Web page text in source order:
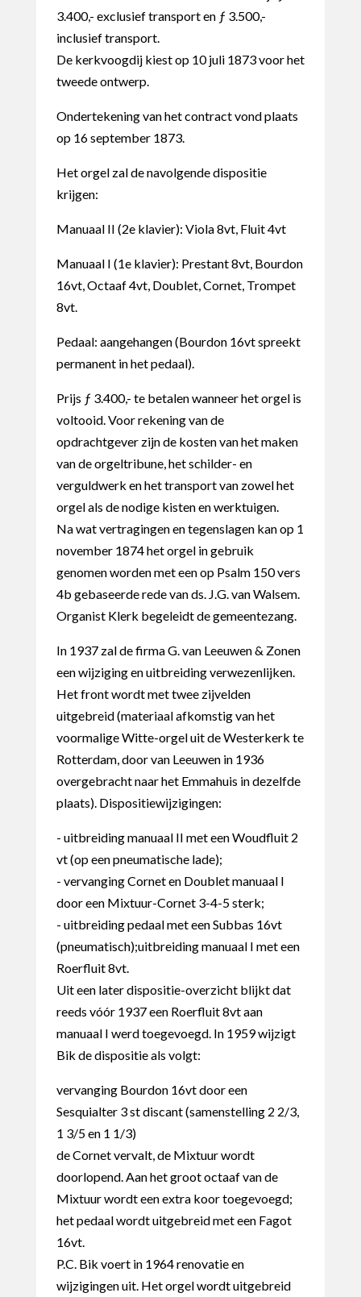
3.400,- exclusief transport en ƒ 3.500,-
inclusief transport.
De kerkvoogdij kiest op 10 juli 1873 voor het
tweede ontwerp.
Ondertekening van het contract vond plaats
op 16 september 1873.
Het orgel zal de navolgende dispositie
krijgen:
Manuaal II (2e klavier): Viola 8vt, Fluit 4vt
Manuaal I (1e klavier): Prestant 8vt, Bourdon
16vt, Octaaf 4vt, Doublet, Cornet, Trompet
8vt.
Pedaal: aangehangen (Bourdon 16vt spreekt
permanent in het pedaal).
Prijs ƒ 3.400,- te betalen wanneer het orgel is
voltooid. Voor rekening van de
opdrachtgever zijn de kosten van het maken
van de orgeltribune, het schilder- en
verguldwerk en het transport van zowel het
orgel als de nodige kisten en werktuigen.
Na wat vertragingen en tegenslagen kan op 1
november 1874 het orgel in gebruik
genomen worden met een op Psalm 150 vers
4b gebaseerde rede van ds. J.G. van Walsem.
Organist Klerk begeleidt de gemeentezang.
In 1937 zal de firma G. van Leeuwen & Zonen
een wijziging en uitbreiding verwezenlijken.
Het front wordt met twee zijvelden
uitgebreid (materiaal afkomstig van het
voormalige Witte-orgel uit de Westerkerk te
Rotterdam, door van Leeuwen in 1936
overgebracht naar het Emmahuis in dezelfde
plaats). Dispositiewijzigingen:
- uitbreiding manuaal II met een Woudfluit 2
vt (op een pneumatische lade);
- vervanging Cornet en Doublet manuaal I
door een Mixtuur-Cornet 3-4-5 sterk;
- uitbreiding pedaal met een Subbas 16vt
(pneumatisch);uitbreiding manuaal I met een
Roerfluit 8vt.
Uit een later dispositie-overzicht blijkt dat
reeds vóór 1937 een Roerfluit 8vt aan
manuaal I werd toegevoegd. In 1959 wijzigt
Bik de dispositie als volgt:
vervanging Bourdon 16vt door een
Sesquialter 3 st discant (samenstelling 2 2/3,
1 3/5 en 1 1/3)
de Cornet vervalt, de Mixtuur wordt
doorlopend. Aan het groot octaaf van de
Mixtuur wordt een extra koor toegevoegd;
het pedaal wordt uitgebreid met een Fagot
16vt.
P.C. Bik voert in 1964 renovatie en
wijzigingen uit. Het orgel wordt uitgebreid